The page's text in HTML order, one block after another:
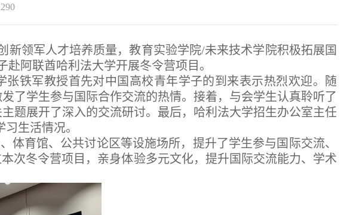
290
新领军人才培养质量，教育实验学院/未来技术学院积极拓展国
阿联酋哈利法大学开展冬令营项目。
铁军教授首先对中国高校青年学子的到来表示热烈欢迎。随
了学生参与国际合作交流的热情。接着，与会学生认真聆听了
题展开了深入的交流研讨。最后，哈利法大学招生办公室主任
生活情况。
育馆、公共讨论区等设施场所，提升了学生参与国际交流、
次冬令营项目，亲身体验多元文化，提升国际交流能力、学术